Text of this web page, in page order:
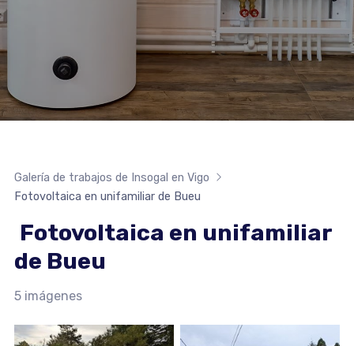
Galería de trabajos de Insogal en Vigo
Fotovoltaica en unifamiliar de Bueu
Fotovoltaica en unifamiliar
de Bueu
5 imágenes